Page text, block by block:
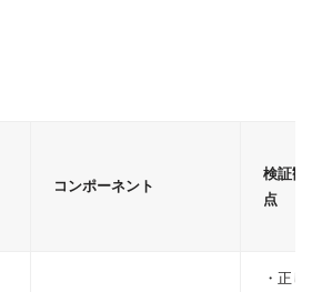
コンポーネント
検証観
点
・正し